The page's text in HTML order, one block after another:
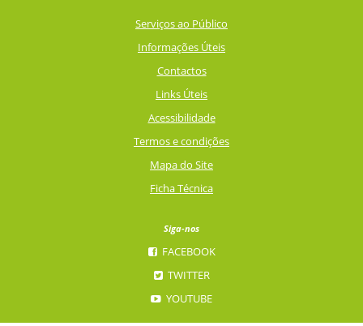
Serviços ao Público
Informações Úteis
Contactos
Links Úteis
Acessibilidade
Termos e condições
Mapa do Site
Ficha Técnica
Siga-nos
FACEBOOK
TWITTER
YOUTUBE